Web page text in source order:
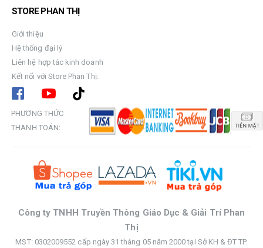
STORE PHAN THỊ
Giới thiệu
Hệ thống đại lý
Liên hệ hợp tác kinh doanh
Kết nối với Store Phan Thị:
PHƯƠNG THỨC
THANH TOÁN:
Công ty TNHH Truyền Thông Giáo Dục & Giải Trí Phan
Thị
MST: 0302009552 cấp ngày 31 tháng 05 năm 2000 tại Sở KH & ĐT TP.